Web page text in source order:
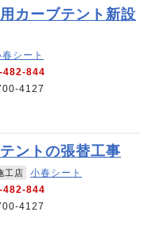
カーブテント新設
春シート
482-844
4127
ントの張替工事
工店 小春シート
482-844
4127